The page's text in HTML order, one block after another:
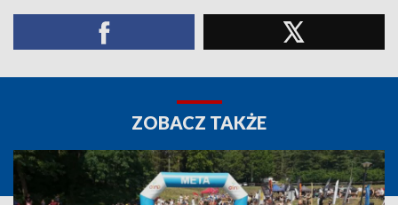
ZOBACZ TAKŻE